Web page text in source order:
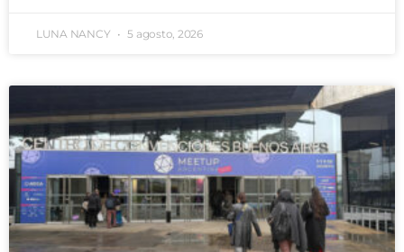
LUNA NANCY 5 agosto, 2026